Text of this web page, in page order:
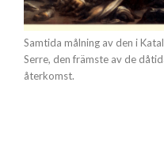
Samtida målning av den i
Serre, den främste av de
återkomst.